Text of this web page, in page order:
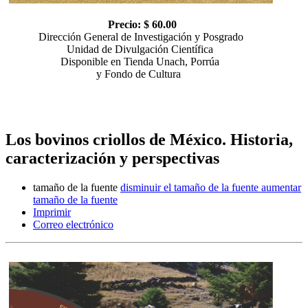
Precio: $ 60.00
Dirección General de Investigación y Posgrado
Unidad de Divulgación Científica
Disponible en Tienda Unach, Porrúa
y Fondo de Cultura
Los bovinos criollos de México. Historia,
caracterización y perspectivas
tamaño de la fuente disminuir el tamaño de la fuente aumentar
tamaño de la fuente
Imprimir
Correo electrónico